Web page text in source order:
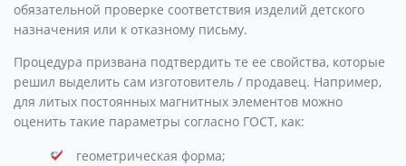
обязательной проверке соответствия изделий детского
назначения или к отказному письму.
Процедура призвана подтвердить те ее свойства, которые
решил выделить сам изготовитель / продавец. Например,
для литых постоянных магнитных элементов можно
оценить такие параметры согласно ГОСТ, как:
геометрическая форма;